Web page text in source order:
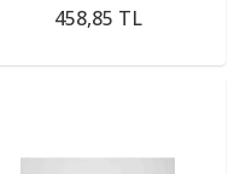
458,85 TL